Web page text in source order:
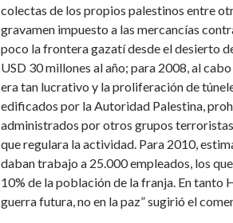
colectas de los propios palestinos entre
gravamen impuesto a las mercancías
poco la frontera gazatí desde el desierto
USD 30 millones al año; para 2008, al
era tan lucrativo y la proliferación de
edificados por la Autoridad Palestina,
administrados por otros grupos
que regulara la actividad. Para 2010,
daban trabajo a 25.000 empleados, los
10% de la población de la franja. En tanto
guerra futura, no en la paz” sugirió el